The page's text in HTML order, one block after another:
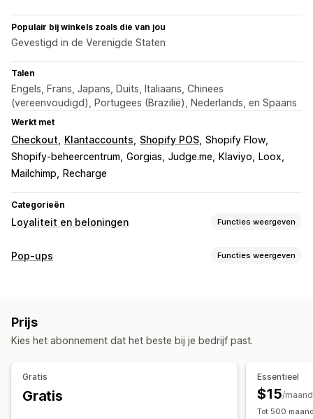
Populair bij winkels zoals die van jou
Gevestigd in de Verenigde Staten
Talen
Engels, Frans, Japans, Duits, Italiaans, Chinees
(vereenvoudigd), Portugees (Brazilië), Nederlands, en Spaans
Werkt met
Checkout Klantaccounts Shopify POS Shopify Flow
Shopify-beheercentrum Gorgias Judge.me Klaviyo
Loox
Mailchimp
Recharge
Categorieën
Loyaliteit en beloningen Functies weergeven
Soorten programma's
Beloningen die je kunt aanbieden
POS-beloningen
Gratis producten
Vroege toegang
Pop-ups Functies weergeven
Pop-ups beheren
Prijs
Kies het abonnement dat het beste bij je bedrijf past.
Gratis
Gratis
Essentieel
$15/maand
Tot 500